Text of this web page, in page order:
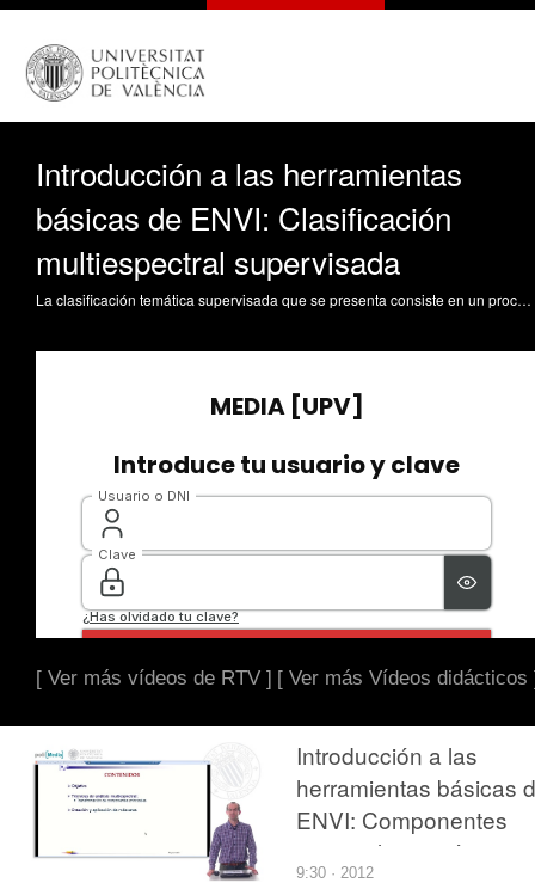
Introducción a las herramientas
básicas de ENVI: Clasificación
multiespectral supervisada
La clasificación temática supervisada que se presenta consiste en un procesos de selección de áreas de entrenamiento y de evaluación, la clasificación en sí y la evaluación del resultado mediante la matriz de confusión. Fernández Sarriá, A. (2013). Introducción a las herramientas básicas de ENVI: Clasificación multiespectral supervisada. https://riunet.upv.es/handle/10251/30217
[ Ver más vídeos de RTV ] [ Ver más Vídeos didácticos
Introducción a las
herramientas básicas
ENVI: Componentes
principales y máscaras
9:30 · 2012